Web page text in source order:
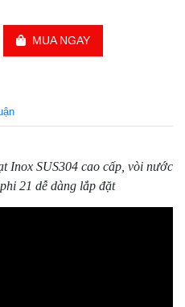
MUA NGAY
Inox SUS304 cao cấp, vòi nước
21 dễ dàng lắp đặt